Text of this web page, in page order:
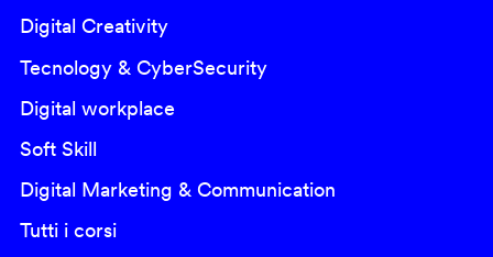
Digital Creativity
Tecnology & CyberSecurity
Digital workplace
Soft Skill
Digital Marketing & Communication
Tutti i corsi